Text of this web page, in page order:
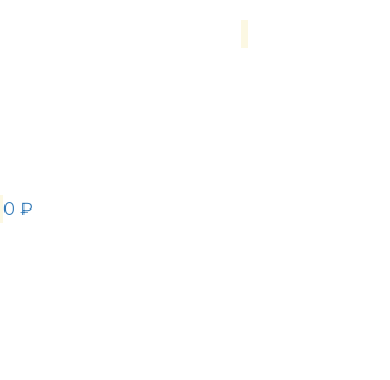
0 ₽